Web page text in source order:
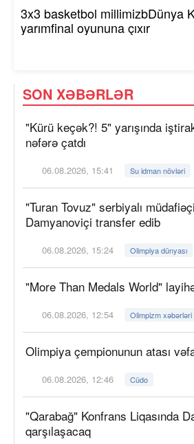
3x3 basketbol millimizbDünya
yarımfinal oyununa çıxır
SON XƏBƏRLƏR
"Kürü keçək?! 5" yarışında
nəfərə çatdı
06.08.2026, 15:41 Su idman növləri
"Turan Tovuz" serbiyalı
Damyanoviçi transfer edib
06.08.2026, 15:24 Olimpiya dünyası
"More Than Medals World"
06.08.2026, 12:54 Olimpizm xəbərləri
Olimpiya çempionunun atası
06.08.2026, 12:46 Cüdo
"Qarabağ" Konfrans Liqasında
qarşılaşacaq